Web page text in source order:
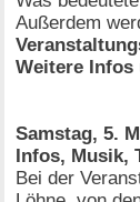
Außerdem
Weitere Infos
Samstag, 5.
Infos, Musik,
Bei der